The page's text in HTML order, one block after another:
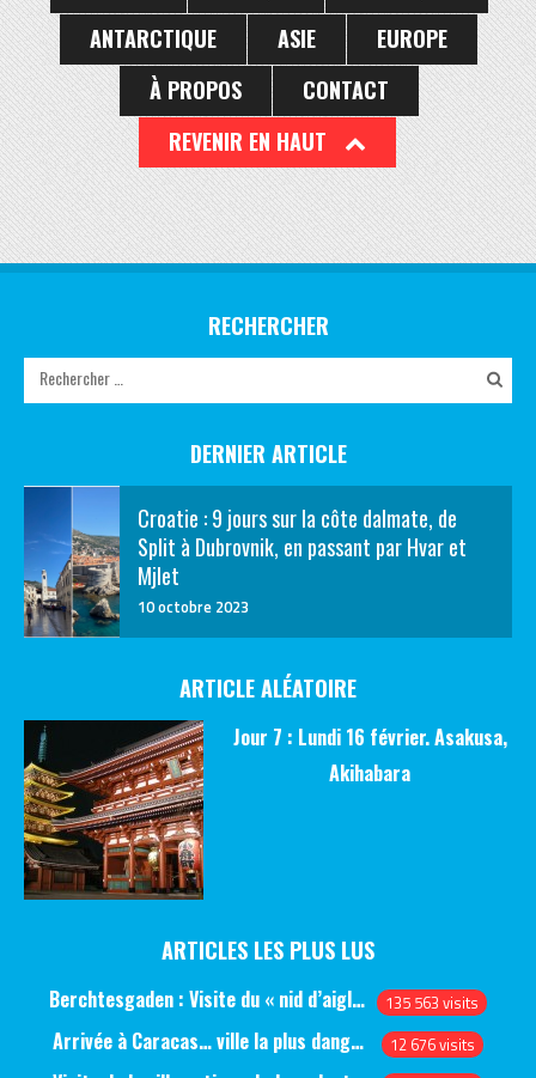
ANTARCTIQUE
ASIE
EUROPE
À PROPOS
CONTACT
REVENIR EN HAUT
RECHERCHER
DERNIER ARTICLE
Croatie : 9 jours sur la côte dalmate, de
Split à Dubrovnik, en passant par Hvar et
Mjlet
10 octobre 2023
ARTICLE ALÉATOIRE
Jour 7 : Lundi 16 février. Asakusa,
Akihabara
ARTICLES LES PLUS LUS
Berchtesgaden : Visite du « nid d’aigle » et des bunkers d’Hitler 135 563 visits
Arrivée à Caracas… ville la plus dangereuse du monde (jour 1) 12 676 visits